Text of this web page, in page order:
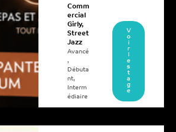
Comm
ercial
Girly,
Street
Jazz
Avancé
,
Débuta
nt,
Interm
édiaire
V
o
i
r
l
e
s
t
a
g
e